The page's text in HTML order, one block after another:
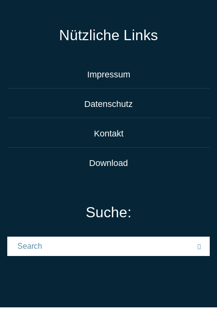
Nützliche Links
Impressum
Datenschutz
Kontakt
Download
Suche: